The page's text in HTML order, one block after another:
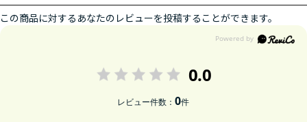
この商品に対するあなたのレビューを投稿することができます。
0.0
レビュー件数：0件